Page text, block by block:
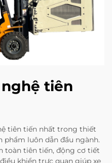
tiên
tiên tiến nhất trong thiết
phẩm luôn dẫn đầu ngành.
toàn tiên tiến, động cơ tiết
khiển trực quan giúp xe